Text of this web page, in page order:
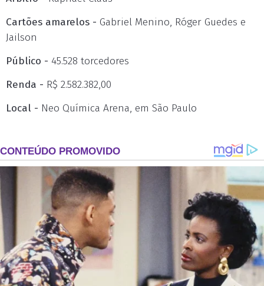
Cartões amarelos - Gabriel Menino, Róger Guedes e
Jailson
Público - 45.528 torcedores
Renda - R$ 2.582.382,00
Local - Neo Química Arena, em São Paulo